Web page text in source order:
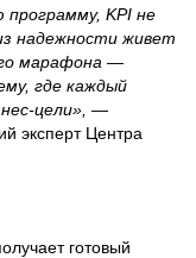
KPI не
надежности живет
марафона —
где каждый
цели», —
эксперт Центра
готовый